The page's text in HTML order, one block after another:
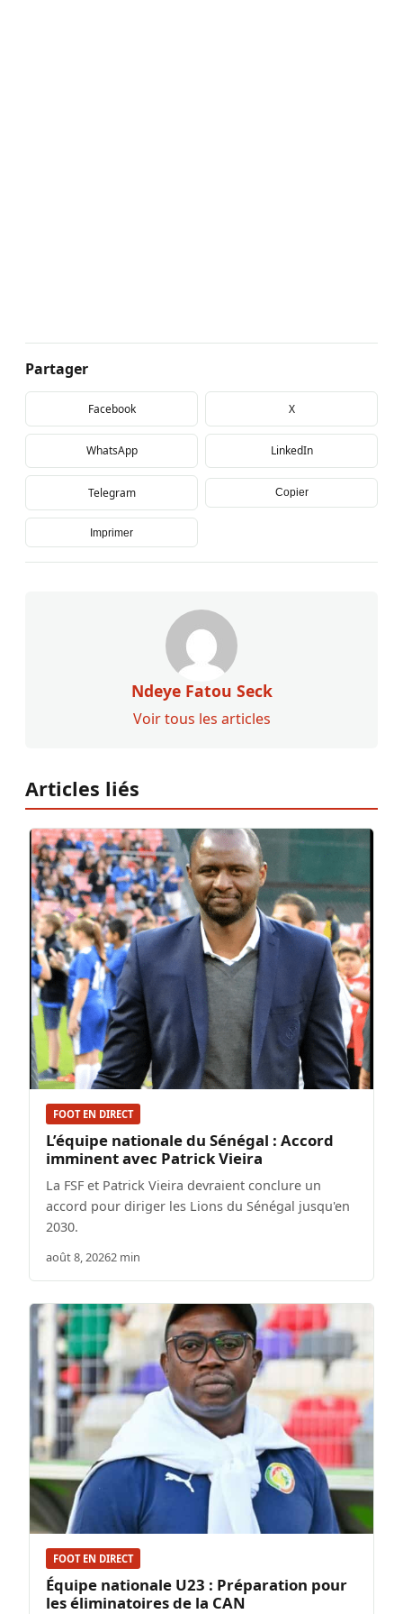
Partager
Facebook X
WhatsApp LinkedIn
Telegram Copier
Imprimer
Ndeye Fatou Seck
Voir tous les articles
Articles liés
FOOT EN DIRECT
L’équipe nationale du Sénégal : Accord
imminent avec Patrick Vieira
La FSF et Patrick Vieira devraient conclure un
accord pour diriger les Lions du Sénégal jusqu'en
2030.
août 8, 20262 min
FOOT EN DIRECT
Équipe nationale U23 : Préparation pour
les éliminatoires de la CAN